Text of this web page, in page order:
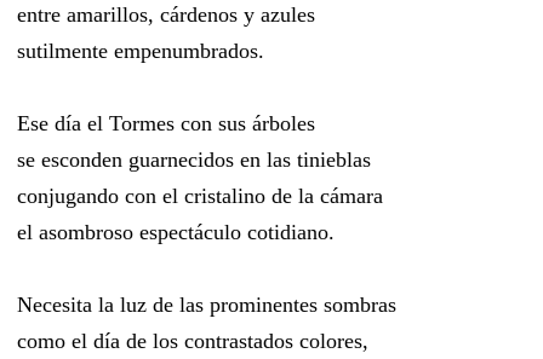
entre amarillos, cárdenos y azules
sutilmente empenumbrados.
Ese día el Tormes con sus árboles
se esconden guarnecidos en las tinieblas
conjugando con el cristalino de la cámara
el asombroso espectáculo cotidiano.
Necesita la luz de las prominentes sombras
como el día de los contrastados colores,